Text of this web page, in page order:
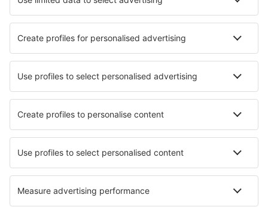
Cazare în Perth Cazare în Bournemouth
Cele mai bune locuri de cazare - orașe
Cazare în Silla Cazare în Alegria Cazare în Qidong
Cazare în San Giorgio Canavese Cazare în Colombiers
Cazare în Los Palacios y Villafranca Cazare în Bolton Landing